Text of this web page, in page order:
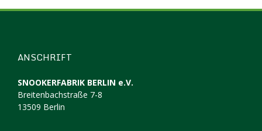
ANSCHRIFT
SNOOKERFABRIK BERLIN e.V.
Breitenbachstraße 7-8
13509 Berlin